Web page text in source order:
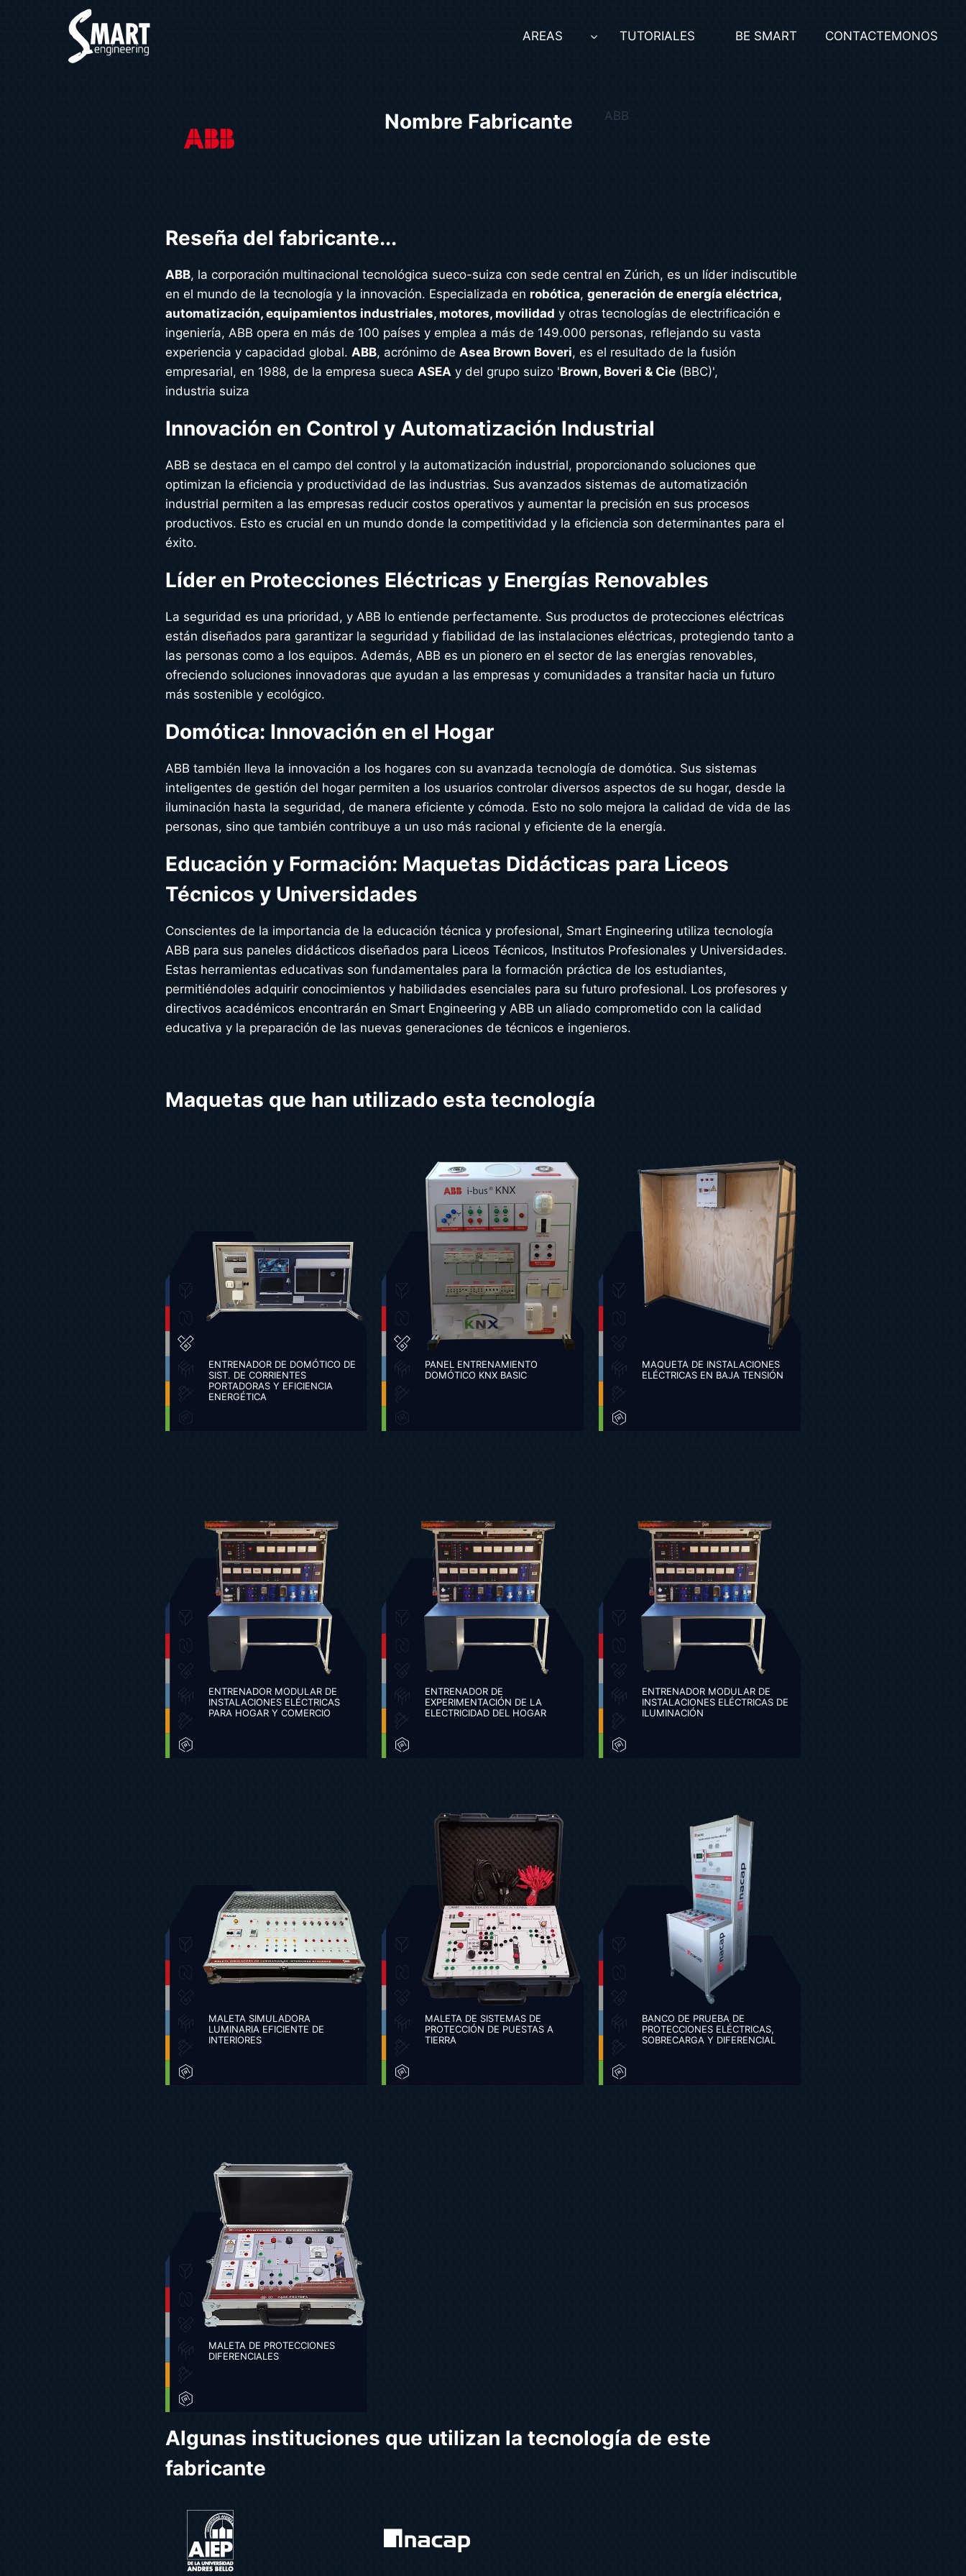
AREAS TUTORIALES BE SMART CONTACTEMONOS
Nombre Fabricante ABB
Reseña del fabricante...
ABB, la corporación multinacional tecnológica sueco-suiza con sede central en Zúrich, es un líder indiscutible
en el mundo de la tecnología y la innovación. Especializada en robótica,generación de energía eléctrica,
automatización, equipamientos industriales, motores, movilidad y otras tecnologías de electrificación e
ingeniería, ABB opera en más de 100 países y emplea a más de 149.000 personas, reflejando su vasta
experiencia y capacidad global.ABB, acrónimo deAsea Brown Boveri, es el resultado de la fusión
empresarial, en 1988, de la empresa suecaASEA y del grupo suizo 'Brown, Boveri & Cie (BBC)',
industria suiza
Innovación en Control y Automatización Industrial
ABB se destaca en el campo del control y la automatización industrial, proporcionando soluciones que
optimizan la eficiencia y productividad de las industrias. Sus avanzados sistemas de automatización
industrial permiten a las empresas reducir costos operativos y aumentar la precisión en sus procesos
productivos. Esto es crucial en un mundo donde la competitividad y la eficiencia son determinantes para el
éxito.
Líder en Protecciones Eléctricas y Energías Renovables
La seguridad es una prioridad, y ABB lo entiende perfectamente. Sus productos de protecciones eléctricas
están diseñados para garantizar la seguridad y fiabilidad de las instalaciones eléctricas, protegiendo tanto a
las personas como a los equipos. Además, ABB es un pionero en el sector de las energías renovables,
ofreciendo soluciones innovadoras que ayudan a las empresas y comunidades a transitar hacia un futuro
más sostenible y ecológico.
Domótica: Innovación en el Hogar
ABB también lleva la innovación a los hogares con su avanzada tecnología de domótica. Sus sistemas
inteligentes de gestión del hogar permiten a los usuarios controlar diversos aspectos de su hogar, desde la
iluminación hasta la seguridad, de manera eficiente y cómoda. Esto no solo mejora la calidad de vida de las
personas, sino que también contribuye a un uso más racional y eficiente de la energía.
Educación y Formación: Maquetas Didácticas para Liceos
Técnicos y Universidades
Conscientes de la importancia de la educación técnica y profesional, Smart Engineering utiliza tecnología
ABB para sus paneles didácticos diseñados para Liceos Técnicos, Institutos Profesionales y Universidades.
Estas herramientas educativas son fundamentales para la formación práctica de los estudiantes,
permitiéndoles adquirir conocimientos y habilidades esenciales para su futuro profesional. Los profesores y
directivos académicos encontrarán en Smart Engineering y ABB un aliado comprometido con la calidad
educativa y la preparación de las nuevas generaciones de técnicos e ingenieros.
Maquetas que han utilizado esta tecnología
ENTRENADOR DE DOMÓTICO DE
SIST. DE CORRIENTES
PORTADORAS Y EFICIENCIA
ENERGÉTICA
PANEL ENTRENAMIENTO
DOMÓTICO KNX BASIC
MAQUETA DE INSTALACIONES
ELÉCTRICAS EN BAJA TENSIÓN
ENTRENADOR MODULAR DE
INSTALACIONES ELÉCTRICAS
PARA HOGAR Y COMERCIO
ENTRENADOR DE
EXPERIMENTACIÓN DE LA
ELECTRICIDAD DEL HOGAR
ENTRENADOR MODULAR DE
INSTALACIONES ELÉCTRICAS DE
ILUMINACIÓN
MALETA SIMULADORA
LUMINARIA EFICIENTE DE
INTERIORES
MALETA DE SISTEMAS DE
PROTECCIÓN DE PUESTAS A
TIERRA
BANCO DE PRUEBA DE
PROTECCIONES ELÉCTRICAS,
SOBRECARGA Y DIFERENCIAL
MALETA DE PROTECCIONES
DIFERENCIALES
Algunas instituciones que utilizan la tecnología de este
fabricante